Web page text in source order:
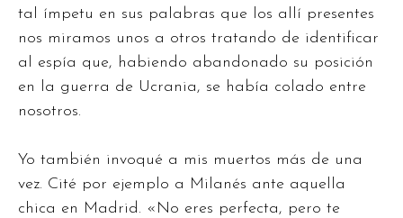
tal ímpetu en sus palabras que los allí presentes
nos miramos unos a otros tratando de identificar
al espía que, habiendo abandonado su posición
en la guerra de Ucrania, se había colado entre
nosotros.
Yo también invoqué a mis muertos más de una
vez. Cité por ejemplo a Milanés ante aquella
chica en Madrid. «No eres perfecta, pero te